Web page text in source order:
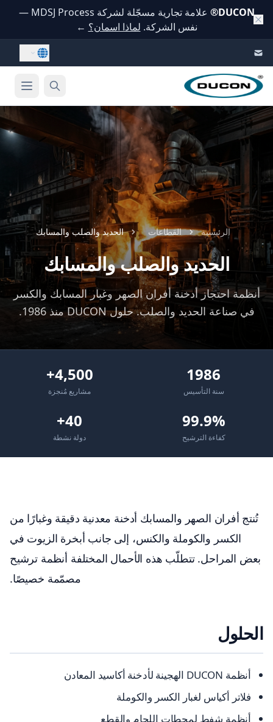
DUCON
®
علامة تجارية مسجّلة لشركة MDSJ Process —
نفس الشركة. لماذا اسمان؟ ←
الرئيسية القطاعات الحديد والصلب والمسابك
الحديد والصلب والمسابك
أنظمة احتجاز أدخنة أفران الصهر وغبار المسابك والكسر
في صناعة الحديد والصلب. حلول DUCON منذ 1986.
1986
سنة التأسيس
4,500+
مشاريع مُنجزة
99.9%
كفاءة الترشيح
40+
دولة نشطة
تُنتج أفران الصهر والمسابك أدخنة معدنية دقيقة وغبارًا من
الكسر والكوملة والكنس، إلى جانب أبخرة الزيوت في
بعض المراحل. تتطلّب هذه الأحمال المختلفة أنظمة ترشيح
مصمّمة خصيصًا.
الحلول
أنظمة DUCON الهجينة لأدخنة أكاسيد المعادن
فلاتر أكياس لغبار الكسر والكوملة
أنظمة شفط لمحطات اللحام والقطع